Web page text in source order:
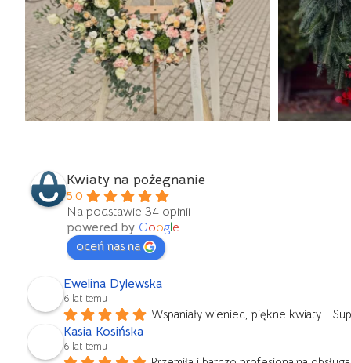
Kwiaty na pożegnanie
5.0
Na podstawie 34 opinii
powered by Google
oceń nas na
Ewelina Dylewska
6 lat temu
Wspaniały wieniec, piękne kwiaty...
Kasia Kosińska
6 lat temu